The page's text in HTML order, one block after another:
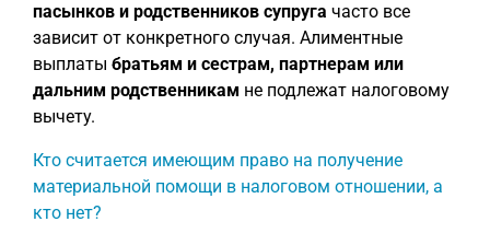
пасынков и родственников супруга часто все
зависит от конкретного случая. Алиментные
выплаты братьям и сестрам, партнерам или
дальним родственникам не подлежат налоговому
вычету.
Кто считается имеющим право на получение
материальной помощи в налоговом отношении, а
кто нет?